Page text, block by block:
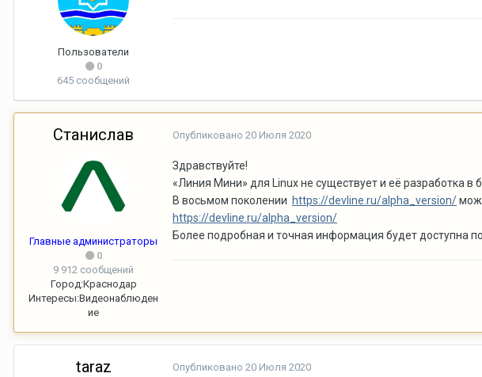
Пользователи
0
645 сообщений
Станислав
Главные администраторы
0
9 912 сообщений
Город:Краснодар
Интересы:Видеонаблюден
ие
Опубликовано 20 Июля 2020
Здравствуйте!
«Линия Мини» для Linux не существует и её разработка в
В восьмом поколении https://devline.ru/alpha_version/
https://devline.ru/alpha_version/
Более подробная и точная информация будет доступна
taraz Опубликовано 20 Июля 2020